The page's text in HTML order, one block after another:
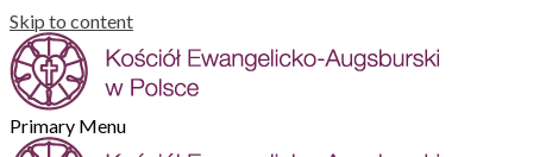
Skip to content
Primary Menu